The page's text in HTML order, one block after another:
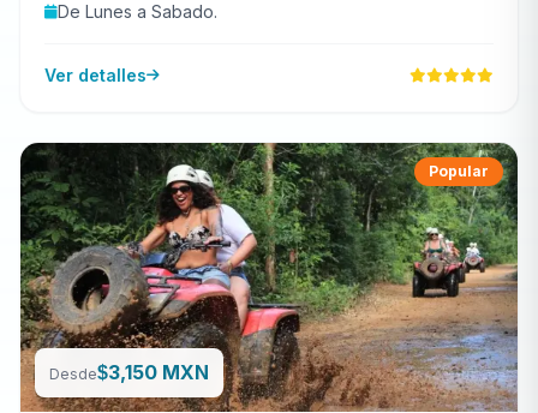
De Lunes a Sabado.
Ver detalles
Desde$3,150 MXN
Popular